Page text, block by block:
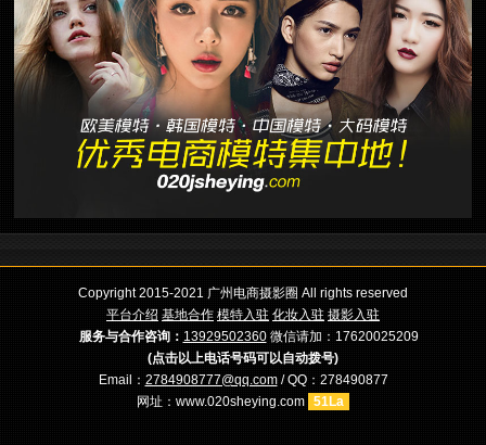
Copyright 2015-2021 广州电商摄影圈 All rights reserved
平台介绍 基地合作 模特入驻 化妆入驻 摄影入驻
服务与合作咨询： 13929502360微信请加：17620025209
(点击以上电话号码可以自动拨号)
Email： 2784908777@qq.com/ QQ：278490877
网址：www.020sheying.com 51La